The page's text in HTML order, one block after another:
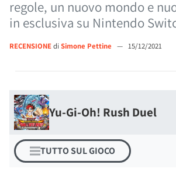
regole, un nuovo mondo e
in esclusiva su Nintendo
RECENSIONEdi Simone Pettine — 15/12/2021
Yu-Gi-Oh! Rush Duel
TUTTO SUL GIOCO